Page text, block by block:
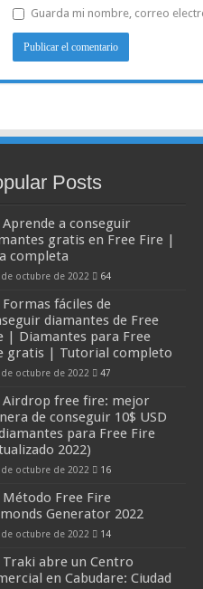
Guarda mi nombre, correo
Posts
Aprende a conseguir
gratis en Free Fire |
completa
de octubre de 2022 64
Formas fáciles de
diamantes de Free
| Diamantes para Free
gratis | Tutorial completo
de octubre de 2022 47
Airdrop free fire: mejor
de conseguir 10$ USD
para Free Fire
2022)
de octubre de 2022 16
Método Free Fire
Generator 2022
de octubre de 2022 14
Traki abre un Centro
en Cabudare: Ciudad